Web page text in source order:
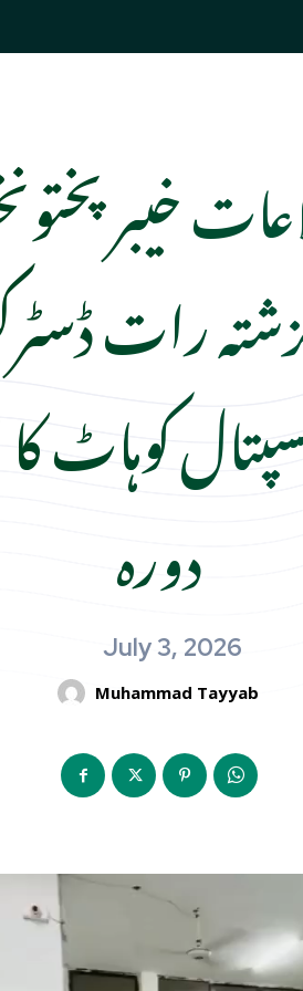
خیبر
رات
کوہاٹ
دورہ
July 3, 2026
Muhammad Tayyab